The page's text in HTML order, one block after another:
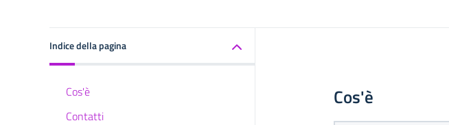
Indice della pagina
Cos'è
Contatti
Cos'è